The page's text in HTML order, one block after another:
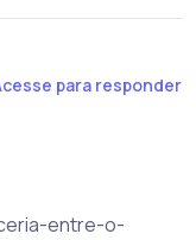
para responder
entre-o-